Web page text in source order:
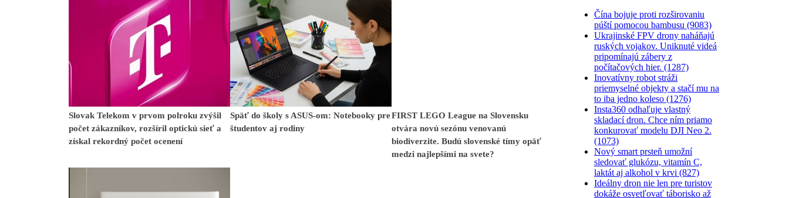
Slovak Telekom v prvom polroku zvýšil
počet zákazníkov, rozšíril optickú sieť a
získal rekordný počet ocenení
Späť do školy s ASUS-om: Notebooky pre
študentov aj rodiny
FIRST LEGO League na Slovensku
otvára novú sezónu venovanú
biodiverzite. Budú slovenské tímy opäť
medzi najlepšími na svete?
Čína bojuje proti rozširovaniu
púští pomocou bambusu (9083)
Ukrajinské FPV drony naháňajú
ruských vojakov. Uniknuté videá
pripomínajú zábery z
počítačových hier. (1287)
Inovatívny robot stráži
priemyselné objekty a stačí mu na
to iba jedno koleso (1276)
Insta360 odhaľuje vlastný
skladací dron. Chce ním priamo
konkurovať modelu DJI Neo 2.
(1073)
Nový smart prsteň umožní
sledovať glukózu, vitamín C,
laktát aj alkohol v krvi (827)
Ideálny dron nie len pre turistov
dokáže osvetľovať táborisko až